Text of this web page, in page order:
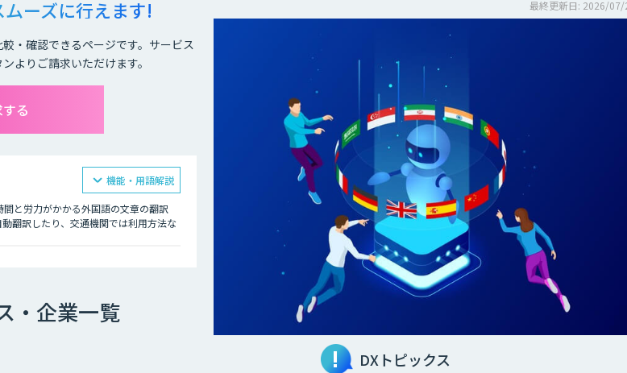
ムーズに行えます!
・確認できるページです。サービス
よりご請求いただけます。
る
最終更新日: 2026/07/
と労力がかかる外国語の文章の翻訳
翻訳したり、交通機関では利用方法な
機能・用語解説
・企業一覧
DXトピックス